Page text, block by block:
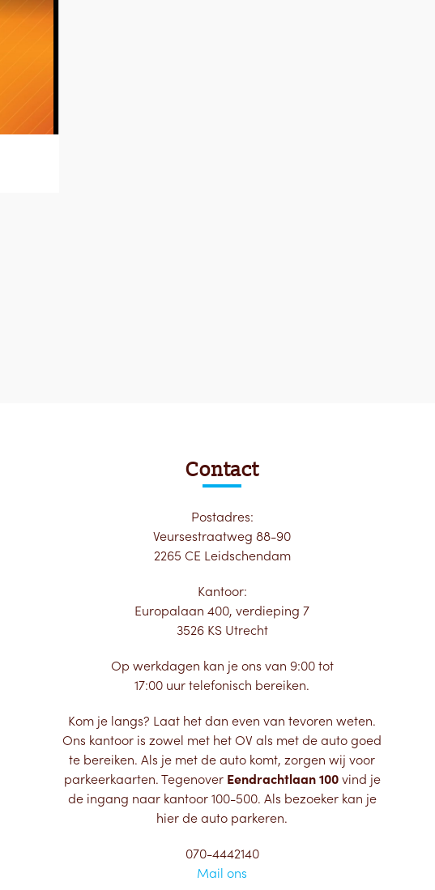
Contact
Postadres:
Veursestraatweg 88-90
2265 CE Leidschendam
Kantoor:
Europalaan 400, verdieping 7
3526 KS Utrecht
Op werkdagen kan je ons van 9:00 tot
17:00 uur telefonisch bereiken.
Kom je langs? Laat het dan even van tevoren weten.
Ons kantoor is zowel met het OV als met de auto goed
te bereiken. Als je met de auto komt, zorgen wij voor
parkeerkaarten. Tegenover Eendrachtlaan 100vind je
de ingang naar kantoor 100-500. Als bezoeker kan je
hier de auto parkeren.
070-4442140
Mail ons